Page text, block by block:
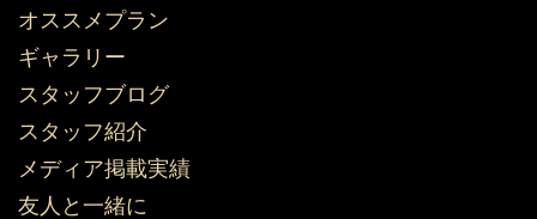
オススメプラン
ギャラリー
スタッフブログ
スタッフ紹介
メディア掲載実績
友人と一緒に